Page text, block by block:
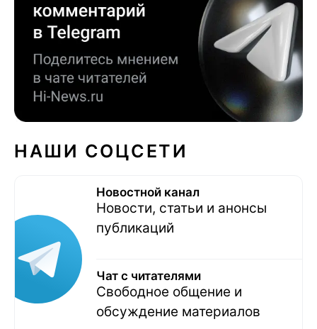
НАШИ СОЦСЕТИ
Новостной канал
Новости, статьи и анонсы
публикаций
Чат с читателями
Свободное общение и
обсуждение материалов